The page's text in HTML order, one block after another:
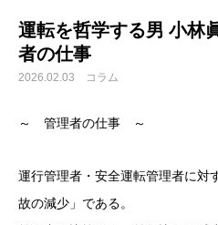
運転を哲学する男 小林
者の仕事
2026.02.03 コラム
～ 管理者の仕事 ～
運行管理者・安全運転管理者に対
故の減少」である。